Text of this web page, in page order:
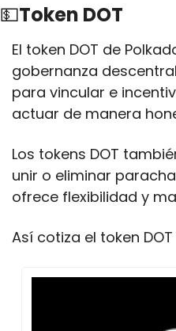
💵Token DOT
El token DOT de
gobernanza
para vincular e
actuar de manera
Los tokens DOT
unir o eliminar
ofrece flexibilidad y
Así cotiza el token